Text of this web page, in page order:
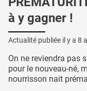
à y gagner !
Actualité publiée il y a 8
On ne reviendra pas
pour le nouveau-né,
nourrisson nait